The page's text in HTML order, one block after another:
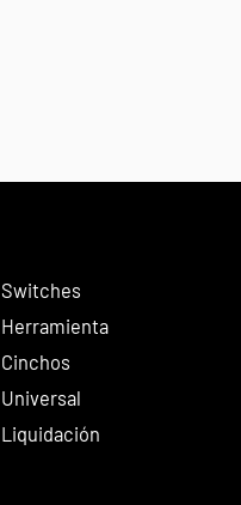
Switches
Herramienta
Cinchos
Universal
Liquidación